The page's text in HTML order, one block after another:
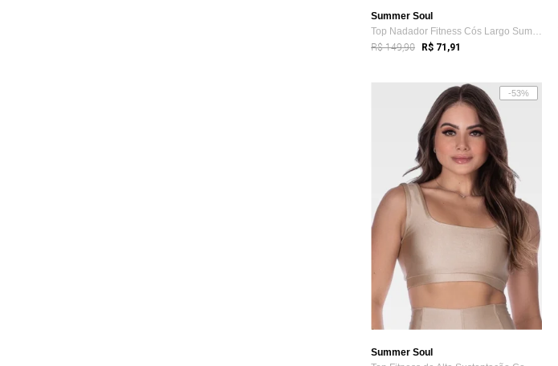
Summer Soul
Top Nadador Fitness Cós Largo Summer Sou...
R$ 149,90 R$ 71,91
-53%
Summer Soul